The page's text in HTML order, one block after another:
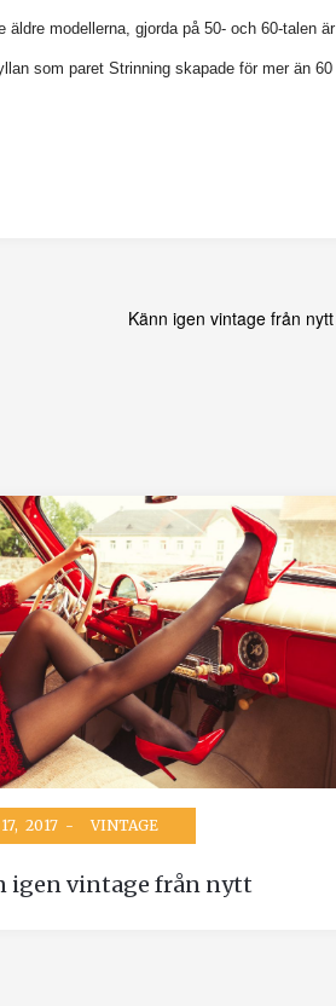
modellerna, gjorda på 50- och 60-talen är
som paret Strinning skapade för mer än 60
Känn igen vintage från nytt
2017 - VINTAGE
igen vintage från nytt